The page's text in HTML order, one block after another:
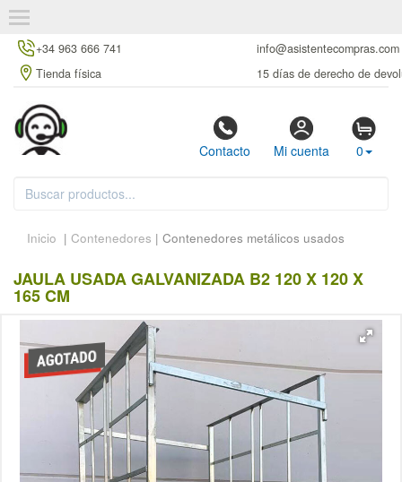
+34 963 666 741
info@asistentecompras.com
Tienda física
15 días de derecho de
Contacto Mi cuenta 0
Inicio | Contenedores | Contenedores metálicos usados
JAULA USADA GALVANIZADA B2 120 X 120 X
165 CM